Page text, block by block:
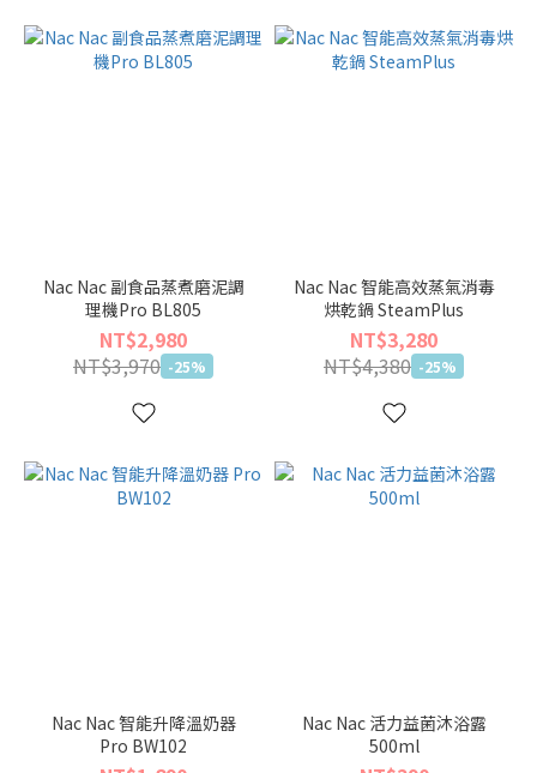
Nac Nac 副食品蒸煮磨泥調
理機Pro BL805
NT$2,980
NT$3,970 -25%
Nac Nac 智能高效蒸氣消毒
烘乾鍋 SteamPlus
NT$3,280
NT$4,380 -25%
Nac Nac 智能升降溫奶器
Pro BW102
Nac Nac 活力益菌沐浴露
500ml